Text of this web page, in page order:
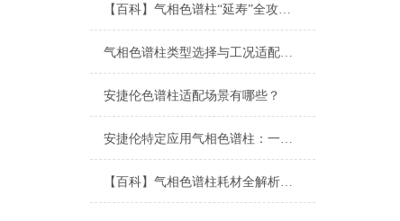
【百科】气相色谱柱“延寿”全攻略：从正确安装、老化到日常维护的每一步
气相色谱柱类型选择与工况适配指南
安捷伦色谱柱适配场景有哪些？
安捷伦特定应用气相色谱柱：一站式解决复杂分析难题
【百科】气相色谱柱耗材全解析：从固定相到柱材质的选择指南